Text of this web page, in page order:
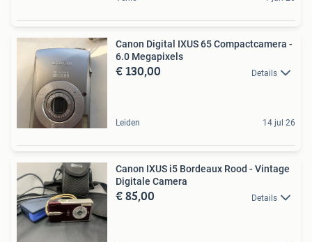
Canon Digital IXUS 65 Compactcamera -
6.0 Megapixels
€ 130,00 Details
Leiden 14 jul 26
Canon IXUS i5 Bordeaux Rood - Vintage
Digitale Camera
€ 85,00 Details